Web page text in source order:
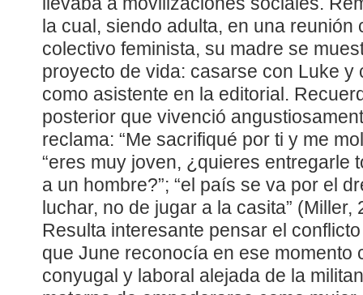
la cual, siendo adulta, en una reunión
colectivo feminista, su madre se
proyecto de vida: casarse con Luke y
como asistente en la editorial.
posterior que vivenció
reclama: “Me sacrifiqué por ti y me
“eres muy joven, ¿quieres entregarle
a un hombre?”; “el país se va por el
luchar, no de jugar a la casita” (Miller,
Resulta interesante pensar el
que June reconocía en ese momento
conyugal y laboral alejada de la